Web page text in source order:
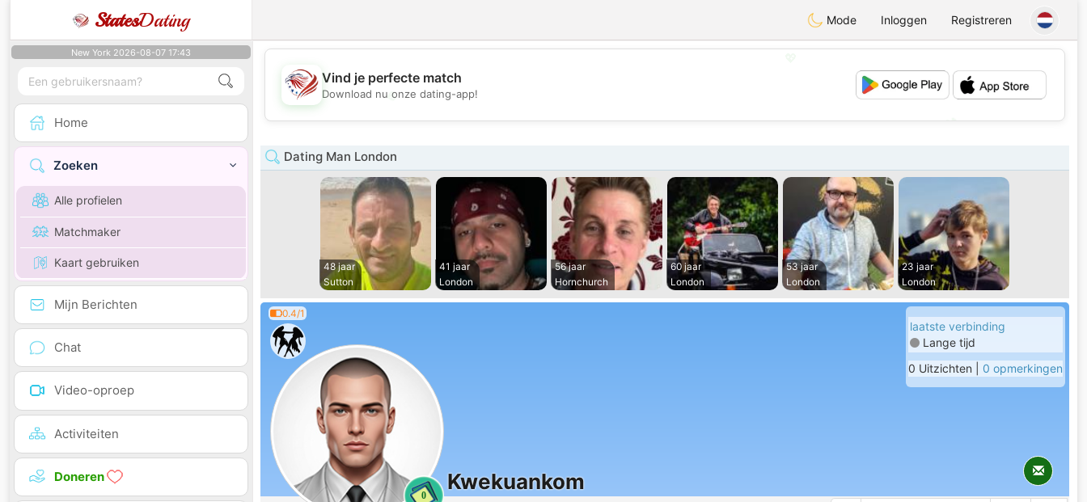
StatesDating Mode Inloggen Registreren
New York 2026-08-07 17:43
Home
Zoeken
Alle profielen
Matchmaker
Kaart gebruiken
Mijn Berichten
Chat
Video-oproep
Activiteiten
Doneren
💕
Vind je perfecte match
Download nu onze dating-app!
Dating Man London
48 jaar
Sutton
41 jaar
London
56 jaar
Hornchurch
60 jaar
London
53 jaar
London
23 jaar
London
0.4/1
0
Kwekuankom
laatste verbinding
Lange tijd
0 Uitzichten | 0 opmerkingen